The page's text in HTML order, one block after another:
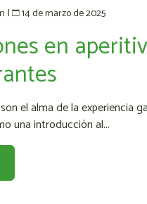
| 14 de marzo de 2025
en
el alma de la experiencia
una introducción al...